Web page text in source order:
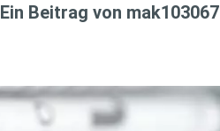
Ein Beitrag von mak103067